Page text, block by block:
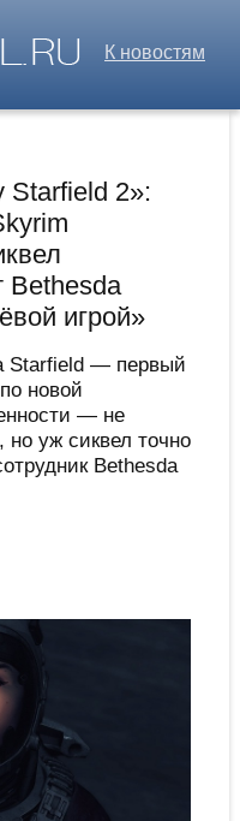
К новостям
Starfield 2»:
Bethesda
игрой»
Starfield — первый
новой
— не
уж сиквел точно
Bethesda